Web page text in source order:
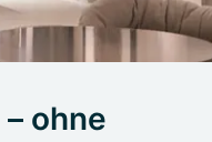
ohne